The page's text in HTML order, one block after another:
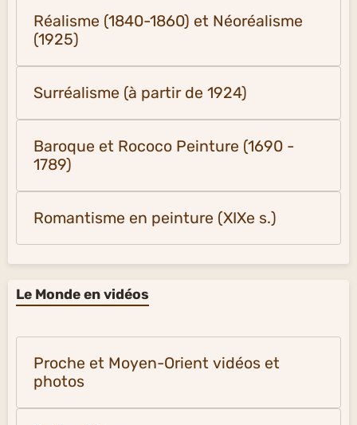
Réalisme (1840-1860) et Néoréalisme
(1925)
Surréalisme (à partir de 1924)
Baroque et Rococo Peinture (1690 -
1789)
Romantisme en peinture (XIXe s.)
Le Monde en vidéos
Proche et Moyen-Orient vidéos et
photos